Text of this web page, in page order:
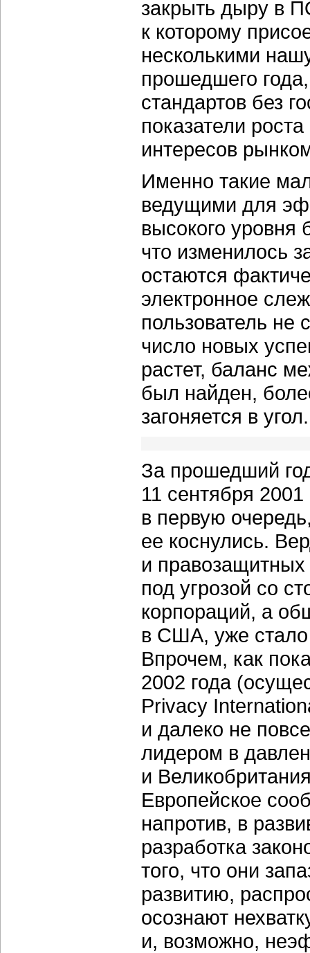
закрыть дыру в
к которому
несколькими
прошедшего
стандартов без
показатели
интересов
Именно такие
ведущими для
высокого уровня
что изменилось
остаются
электронное
пользователь не
число новых
растет, баланс
был найден,
загоняется в угол.
За прошедший
11 сентября
в первую
ее коснулись.
и правозащитных
под угрозой со
корпораций, а
в США, уже стало
Впрочем, как
2002 года
Privacy
и далеко не
лидером в
и
Европейское
напротив, в
разработка
того, что они
развитию,
осознают
и, возможно,